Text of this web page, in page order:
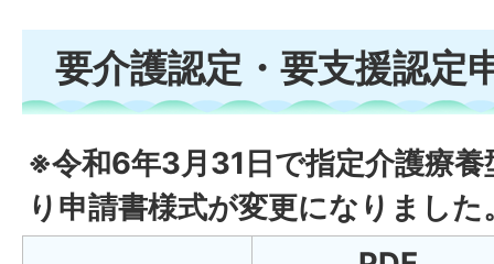
要介護認定・要支援認定
※令和6年3月31日で指定介護療
り申請書様式が変更になりました